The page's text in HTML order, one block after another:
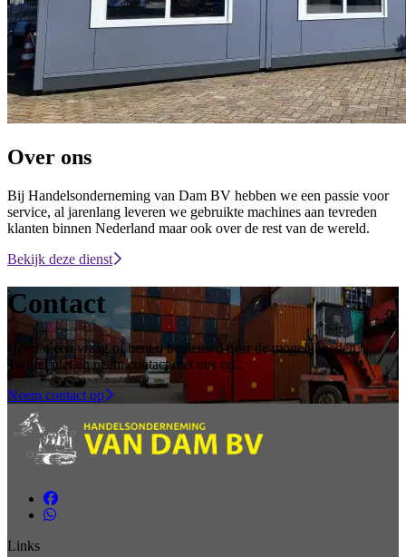
Over ons
Bij Handelsonderneming van Dam BV hebben we een passie voor
service, al jarenlang leveren we gebruikte machines aan tevreden
klanten binnen Nederland maar ook over de rest van de wereld.
Bekijk deze dienst
Contact
Heeft u een vraag of bent u benieuwd naar de mogelijkheden?
Twijfel niet en neem contact met ons op..
Neem contact op
Links